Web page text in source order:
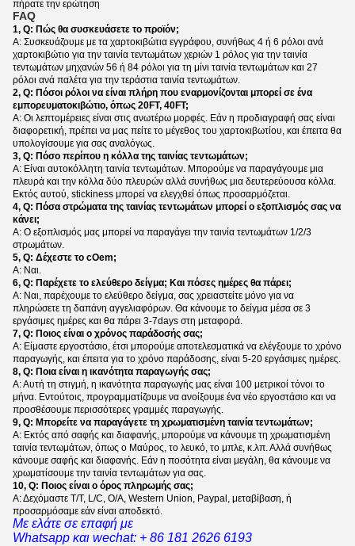
πήρατε την ερώτηση
FAQ
1, Q: Πώς θα συσκευάσετε το προϊόν;
Α: Συσκευάζουμε με τα χαρτοκιβώτια εγγράφου, συνήθως 4 ή 6 ρόλοι ανά
χαρτοκιβώτιο για την ταινία τεντωμάτων χεριών 1 ρόλος για την ταινία
τεντωμάτων μηχανών 56 ή 84 ρόλοι για τη μίνι ταινία τεντωμάτων και 27
ρόλοι ανά παλέτα για την τεράστια ταινία τεντωμάτων.
2, Q: Πόσοι ρόλοι να είναι πλήρη που εναρμονίζονται μπορεί σε ένα
εμπορευματοκιβώτιο, όπως 20FT, 40FT;
Α: Οι λεπτομέρειες είναι στις ανωτέρω μορφές. Εάν η προδιαγραφή σας είναι
διαφορετική, πρέπει να μας πείτε το μέγεθος του χαρτοκιβωτίου, και έπειτα θα
υπολογίσουμε για σας αναλόγως.
3, Q: Πόσο περίπου η κόλλα της ταινίας τεντωμάτων;
Α: Είναι αυτοκόλλητη ταινία τεντωμάτων. Μπορούμε να παραγάγουμε μια
πλευρά και την κόλλα δύο πλευρών αλλά συνήθως μια δευτερεύουσα κόλλα.
Εκτός αυτού, stickiness μπορεί να ελεγχθεί όπως προσαρμόζεται.
4, Q: Πόσα στρώματα της ταινίας τεντωμάτων μπορεί ο εξοπλισμός σας να
κάνει;
Α: Ο εξοπλισμός μας μπορεί να παραγάγει την ταινία τεντωμάτων 1/2/3
στρωμάτων.
5, Q: Δέχεστε το cOem;
Α: Ναι.
6, Q: Παρέχετε το ελεύθερο δείγμα; Και πόσες ημέρες θα πάρει;
Α: Ναι, παρέχουμε το ελεύθερο δείγμα, σας χρειαστείτε μόνο για να
πληρώσετε τη δαπάνη αγγελιαφόρων. Θα κάνουμε το δείγμα μέσα σε 3
εργάσιμες ημέρες και θα πάρει 3-7days στη μεταφορά.
7, Q: Ποιος είναι ο χρόνος παράδοσής σας;
Α: Είμαστε εργοστάσιο, έτσι μπορούμε αποτελεσματικά να ελέγξουμε το χρόνο
παραγωγής, και έπειτα για το χρόνο παράδοσης, είναι 5-20 εργάσιμες ημέρες.
8, Q: Ποια είναι η ικανότητα παραγωγής σας;
Α: Αυτή τη στιγμή, η ικανότητα παραγωγής μας είναι 100 μετρικοί τόνοι το
μήνα. Εντούτοις, προγραμματίζουμε να ανοίξουμε ένα νέο εργοστάσιο και να
προσθέσουμε περισσότερες γραμμές παραγωγής.
9, Q: Μπορείτε να παραγάγετε τη χρωματισμένη ταινία τεντωμάτων;
Α: Εκτός από σαφής και διαφανής, μπορούμε να κάνουμε τη χρωματισμένη
ταινία τεντωμάτων, όπως ο Μαύρος, το λευκό, το μπλε, κ.λπ. Αλλά συνήθως
κάνουμε σαφής και διαφανής. Εάν η ποσότητα είναι μεγάλη, θα κάνουμε να
χρωματίσουμε την ταινία τεντωμάτων για σας.
10, Q: Ποιος είναι ο όρος πληρωμής σας;
Α: Δεχόμαστε T/T, L/C, O/A, Western Union, Paypal, μεταβίβαση, ή
προσαρμόσαμε εάν είναι αποδεκτό.
Με ελάτε σε επαφή με
Whatsapp και wechat: + 86 181 2626 6193